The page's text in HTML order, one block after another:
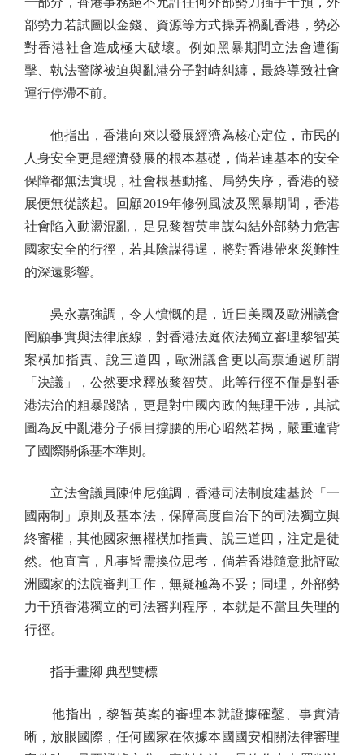
部勢力若試圖以金錢、資源等方式操弄禍亂香港，勢必
對香港社會造成極大破壞。例如黑暴期間立法會遭衝
擊、執法警隊被迫與亂港分子對峙糾纏，最終導致社會
運行停滯不前。
他指出，香港向來以發展經濟為核心定位，市民的
人身安全更是經濟發展的根本基礎，倘若連基本的安全
保障都無法實現，社會根基動搖、局勢失序，香港的發
展便無從談起。回顧2019年修例風波及黑暴期間，香港
社會陷入動盪混亂，足見黎智英串謀勾結外部勢力危害
國家安全的行徑，若其陰謀得逞，將對香港帶來災難性
的深遠影響。
吳永嘉強調，令人憤慨的是，近日美國及歐洲議會
罔顧事實與法律底線，對香港法庭依法獨立審理黎智英
案橫加指責、說三道四，歐洲議會更以高票通過所謂
「決議」，公然要求釋放黎智英。此等行徑不僅是對香
港法治的粗暴踐踏，更是對中國內政的無理干涉，其試
圖為反中亂港分子張目撐腰的用心昭然若揭，嚴重違背
了國際關係基本準則。
立法會議員陳仲尼強調，香港司法制度建基於「一
國兩制」原則及基本法，保障高度自治下的司法獨立與
終審權，其他國家無權橫加指責、說三道四，注定是徒
然。他直言，凡事皆需換位思考，倘若香港隨意批評歐
洲國家的法院審判工作，無疑極為不妥；同理，外部勢
力干預香港獨立的司法審判程序，本就是不當且失理的
行徑。
指手畫腳 典型雙標
他指出，黎智英案的審理本就證據確鑿、事實清
晰，放眼國際，任何國家在依據本國國安相關法律審理